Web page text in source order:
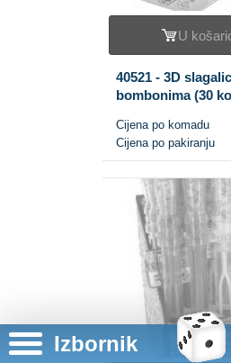
Izbornik
U
40521 - 3D
bombonima (30
Cijena po komadu
Cijena po pakiranju